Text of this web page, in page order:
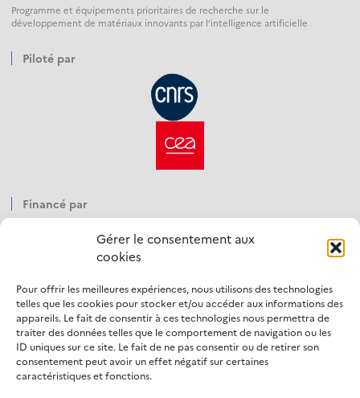
Gérer le consentement aux
cookies
Pour offrir les meilleures expériences, nous utilisons des technologies
telles que les cookies pour stocker et/ou accéder aux informations des
appareils. Le fait de consentir à ces technologies nous permettra de
traiter des données telles que le comportement de navigation ou les
ID uniques sur ce site. Le fait de ne pas consentir ou de retirer son
consentement peut avoir un effet négatif sur certaines
caractéristiques et fonctions.
Programme et équipements prioritaires de recherche sur le
développement de matériaux innovants par l’intelligence artificielle
Piloté par
Financé par
Opéré par